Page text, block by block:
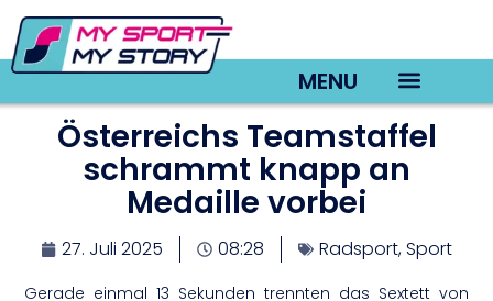
MENU
Österreichs Teamstaffel
schrammt knapp an
Medaille vorbei
27. Juli 2025 08:28 Radsport,Sport
Gerade einmal 13 Sekunden trennten das Sextett von